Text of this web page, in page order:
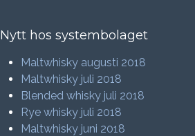
Nytt hos systembolaget
Maltwhisky augusti 2018
Maltwhisky juli 2018
Blended whisky juli 2018
Rye whisky juli 2018
Maltwhisky juni 2018